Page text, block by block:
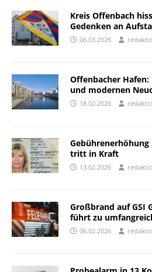
Kreis Offenbach
Gedenken an
06.03.2026
Offenbacher
und modernen
18.02.2026
Gebührenerhöhung
tritt in Kraft
13.02.2026
Großbrand auf GSI
führt zu
06.02.2026